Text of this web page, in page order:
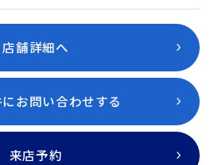
店舗詳細へ
お問い合わせする
来店予約